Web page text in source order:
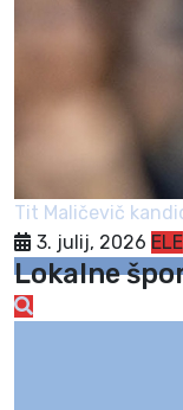
Tit Maličevič
3. julij, 2026 ELE
Lokalne